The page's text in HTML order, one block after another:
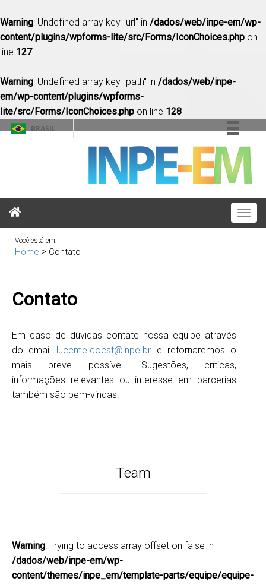
Warning: Undefined array key "url" in /dados/web/inpe-em/wp-
content/plugins/wpforms-lite/src/Forms/IconChoices.php on
line 127
Warning: Undefined array key "path" in /dados/web/inpe-
em/wp-content/plugins/wpforms-
lite/src/Forms/IconChoices.php on line 128
BRASIL
Simplifique!
Comunica BR
Participe
Acesso à informação
Você está em:
Home > Contato
Contato
Em caso de dúvidas contate nossa equipe através
do email luccme.cocst@inpe.br e retornaremos o
mais breve possível. Sugestões, críticas,
informações relevantes ou interesse em parcerias
também são bem-vindas.
Team
Warning: Trying to access array offset on false in
/dados/web/inpe-em/wp-
content/themes/inpe_em/template-parts/equipe/equipe-